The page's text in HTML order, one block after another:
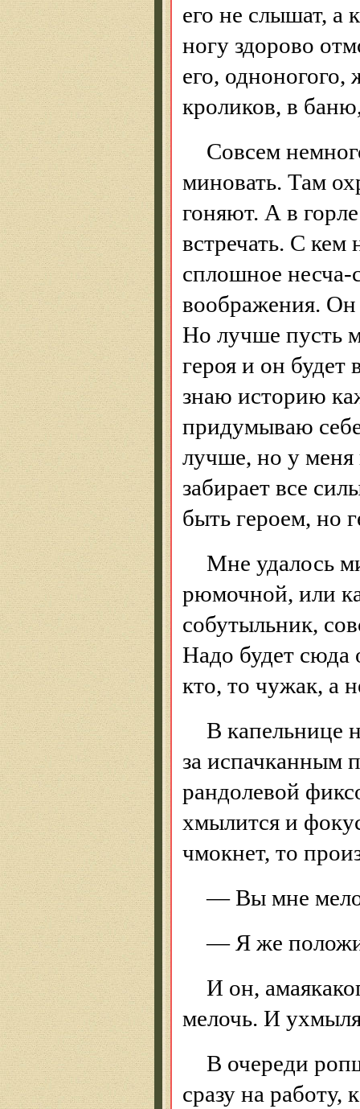
его не слышат, а
ногу здорово
его, одноногого,
кроликов, в
Совсем
миновать. Там
гоняют. А в
встречать. С
сплошное
воображения. Он
Но лучше пусть
героя и он будет
знаю историю
придумываю
лучше, но у меня
забирает все
быть героем, но
Мне удалось
рюмочной, или
собутыльник,
Надо будет сюда
кто, то чужак, а
В капельнице
за испачканным
рандолевой
хмылится и
чмокнет, то
— Вы мне
— Я же
И он,
мелочь. И
В очереди
сразу на работу,